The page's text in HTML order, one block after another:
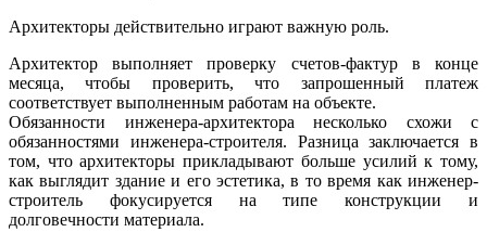
Архитекторы действительно играют важную роль.
Архитектор выполняет проверку счетов-фактур в конце
месяца, чтобы проверить, что запрошенный платеж
соответствует выполненным работам на объекте.
Обязанности инженера-архитектора несколько схожи с
обязанностями инженера-строителя. Разница заключается в
том, что архитекторы прикладывают больше усилий к тому,
как выглядит здание и его эстетика, в то время как инженер-
строитель фокусируется на типе конструкции и
долговечности материала.